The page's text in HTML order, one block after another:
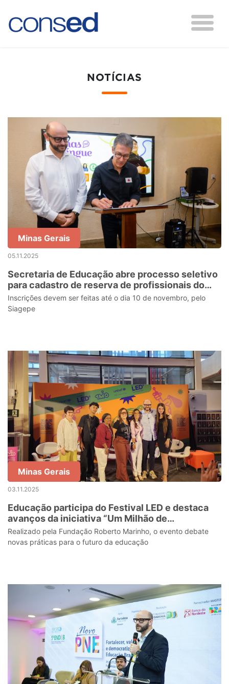
NOTÍCIAS
Minas Gerais
05.11.2025
Secretaria de Educação abre processo seletivo
para cadastro de reserva de profissionais do
projeto Minas Bilíngue
Inscrições devem ser feitas até o dia 10 de novembro, pelo
Siagepe
Minas Gerais
03.11.2025
Educação participa do Festival LED e destaca
avanços da iniciativa “Um Milhão de
Oportunidades” em Minas Gerais
Realizado pela Fundação Roberto Marinho, o evento debate
novas práticas para o futuro da educação